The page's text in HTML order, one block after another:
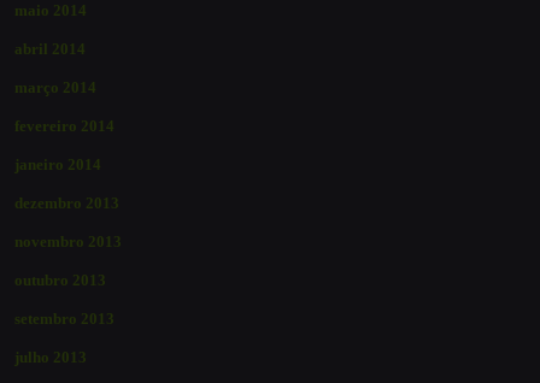
maio 2014
abril 2014
março 2014
fevereiro 2014
janeiro 2014
dezembro 2013
novembro 2013
outubro 2013
setembro 2013
julho 2013